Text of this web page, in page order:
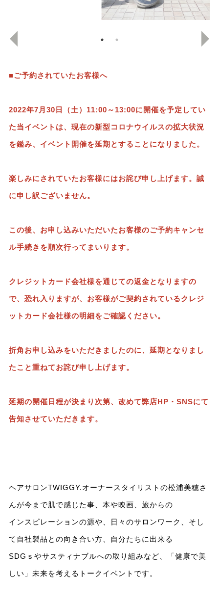
■ご予約されていたお客様へ
2022年7月30日（土）11:00～13:00に開催を予定してい
た当イベントは、現在の新型コロナウイルスの拡大状況
を鑑み、イベント開催を延期とすることになりました。
楽しみにされていたお客様にはお詫び申し上げます。誠
に申し訳ございません。
この後、お申し込みいただいたお客様のご予約キャンセ
ル手続きを順次行ってまいります。
クレジットカード会社様を通じての返金となりますの
で、恐れ入りますが、お客様がご契約されているクレジ
ットカード会社様の明細をご確認ください。
折角お申し込みをいただきましたのに、延期となりまし
たこと重ねてお詫び申し上げます。
延期の開催日程が決まり次第、改めて弊店HP・SNSにて
告知させていただきます。
ヘアサロンTWIGGY.オーナースタイリストの松浦美穂さ
んが今まで肌で感じた事、本や映画、旅からの
インスピレーションの源や、日々のサロンワーク、そし
て自社製品との向き合い方、自分たちに出来る
SDGｓやサスティナブルへの取り組みなど、「健康で美
しい」未来を考えるトークイベントです。